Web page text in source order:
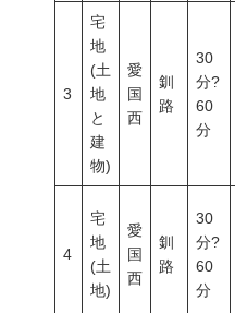
3
宅
地
(土
地
と
建
物)
愛
国
西
釧
路
30
分?
60
分
4
宅
地
(土
地)
愛
国
西
釧
路
30
分?
60
分